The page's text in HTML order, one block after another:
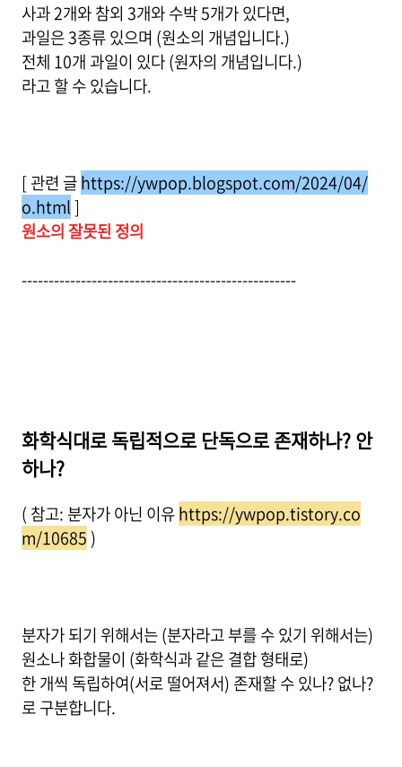
사과 2개와 참외 3개와 수박 5개가 있다면,
과일은 3종류 있으며 (원소의 개념입니다.)
전체 10개 과일이 있다 (원자의 개념입니다.)
라고 할 수 있습니다.
[ 관련 글https://ywpop.blogspot.com/2024/04/
o.html]
원소의 잘못된 정의
---------------------------------------------------
화학식대로 독립적으로 단독으로 존재하나? 안
하나?
( 참고: 분자가 아닌 이유https://ywpop.tistory.co
m/10685 )
분자가 되기 위해서는 (분자라고 부를 수 있기 위해서는)
원소나 화합물이 (화학식과 같은 결합 형태로)
한 개씩 독립하여(서로 떨어져서) 존재할 수 있나? 없나?
로 구분합니다.